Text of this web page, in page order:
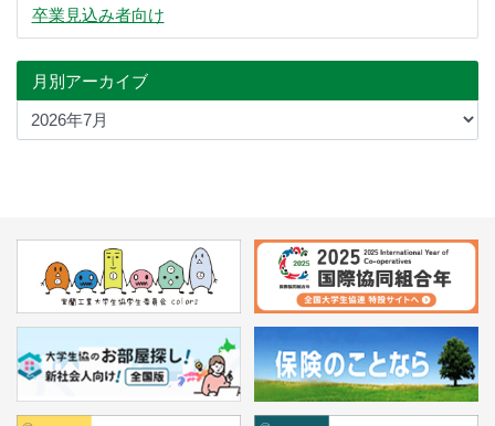
卒業見込み者向け
月別アーカイブ